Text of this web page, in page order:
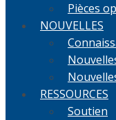
Pièces
NOUVELLES
RESSOURCES
Soutien